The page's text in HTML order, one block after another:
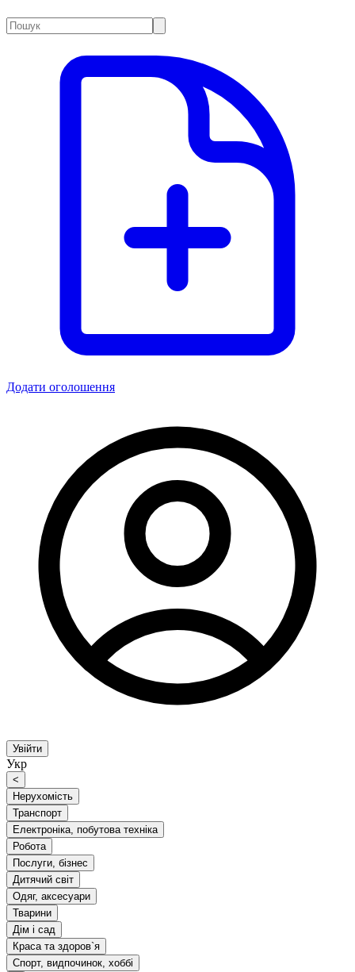
Додати оголошення
Увійти
Укр
<
Нерухомість
Транспорт
Електроніка, побутова техніка
Робота
Послуги, бізнес
Дитячий світ
Одяг, аксесуари
Тварини
Дім і сад
Краса та здоров`я
Спорт, видпочинок, хоббі